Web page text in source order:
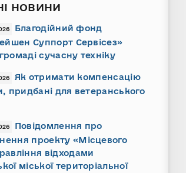
НОВИНИ
Благодійний фонд
Суппорт Сервісез»
сучасну техніку
Як отримати компенсацію
придбані для ветеранського
Повідомлення про
проекту «Місцевого
відходами
міської територіальної